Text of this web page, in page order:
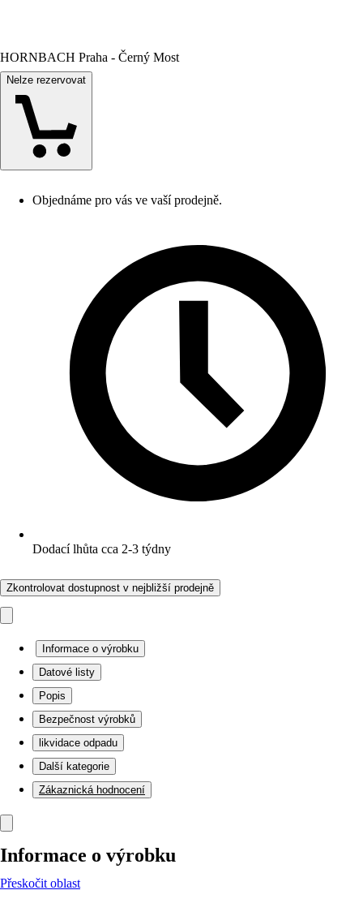
HORNBACH Praha - Černý Most
Nelze rezervovat
Objednáme pro vás ve vaší prodejně.
Dodací lhůta cca 2-3 týdny
Zkontrolovat dostupnost v nejbližší prodejně
Informace o výrobku
Datové listy
Popis
Bezpečnost výrobků
likvidace odpadu
Další kategorie
Zákaznická hodnocení
Informace o výrobku
Přeskočit oblast